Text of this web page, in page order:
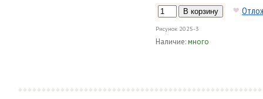
Рисунок 2025-3
Наличие:много